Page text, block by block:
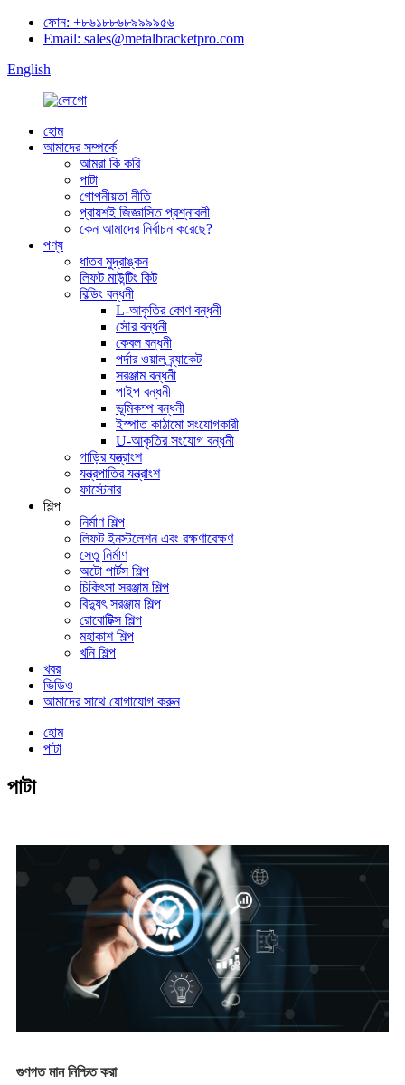
ফোন: +৮৬১৮৮৬৮৯৯৯৯৫৬
Email: sales@metalbracketpro.com
English
হোম
আমাদের সম্পর্কে
আমরা কি করি
পাটা
গোপনীয়তা নীতি
প্রায়শই জিজ্ঞাসিত প্রশ্নাবলী
কেন আমাদের নির্বাচন করেছে?
পণ্য
ধাতব মুদ্রাঙ্কন
লিফট মাউন্টিং কিট
বিল্ডিং বন্ধনী
L-আকৃতির কোণ বন্ধনী
সৌর বন্ধনী
কেবল বন্ধনী
পর্দার ওয়াল ব্র্যাকেট
সরঞ্জাম বন্ধনী
পাইপ বন্ধনী
ভূমিকম্প বন্ধনী
ইস্পাত কাঠামো সংযোগকারী
U-আকৃতির সংযোগ বন্ধনী
গাড়ির যন্ত্রাংশ
যন্ত্রপাতির যন্ত্রাংশ
ফাস্টেনার
শিল্প
নির্মাণ শিল্প
লিফট ইনস্টলেশন এবং রক্ষণাবেক্ষণ
সেতু নির্মাণ
অটো পার্টস শিল্প
চিকিৎসা সরঞ্জাম শিল্প
বিদ্যুৎ সরঞ্জাম শিল্প
রোবোটিক্স শিল্প
মহাকাশ শিল্প
খনি শিল্প
খবর
ভিডিও
আমাদের সাথে যোগাযোগ করুন
হোম
পাটা
পাটা
গুণগত মান নিশ্চিত করা